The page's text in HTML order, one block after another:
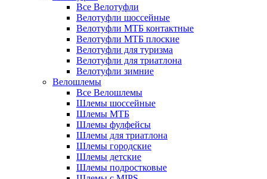
Все Велотуфли
Велотуфли шоссейные
Велотуфли МТБ контактные
Велотуфли МТБ плоские
Велотуфли для туризма
Велотуфли для триатлона
Велотуфли зимние
Велошлемы
Все Велошлемы
Шлемы шоссейные
Шлемы МТБ
Шлемы фулфейсы
Шлемы для триатлона
Шлемы городские
Шлемы детские
Шлемы подростковые